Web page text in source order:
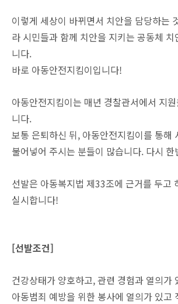
이렇게 세상이 바뀌면서 치안을 담당하는
라 시민들과 함께 치안을 지키는 공동체
니다.
바로 아동안전지킴이입니다!
아동안전지킴이는 매년 경찰관서에서 지
니다.
보통 은퇴하신 뒤, 아동안전지킴이를 통해
불어넣어 주시는 분들이 많습니다. 다시
선발은 아동복지법 제33조에 근거를 두고
실시합니다!
[선발조건]
건강상태가 양호하고, 관련 경험과 열의가
아동범죄 예방을 위한 봉사에 열의가 있고